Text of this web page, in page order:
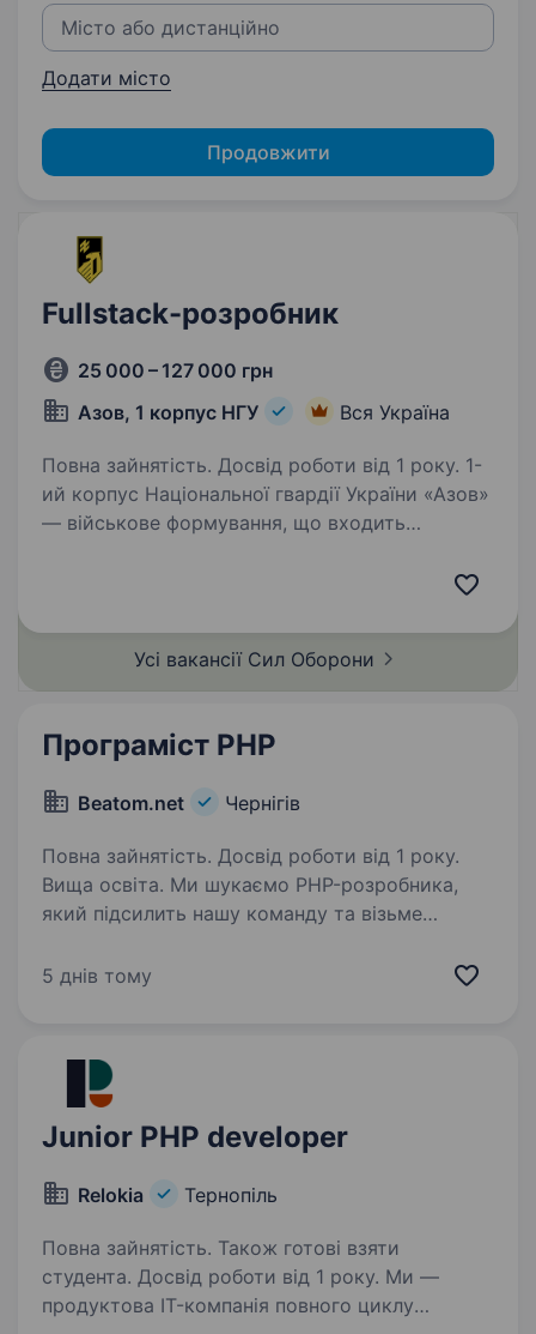
Додати місто
Продовжити
Fullstack-розробник
25 000 – 127 000 грн
Азов, 1 корпус НГУ
Вся Україна
Повна зайнятість. Досвід роботи від 1 року. 1-
ий корпус Національної гвардії України «Азов»
— військове формування, що входить
Обов’язки:…
Усі вакансії Сил Оборони
Програміст PHP
Beatom.net Чернігів
Повна зайнятість. Досвід роботи від 1 року.
Вища освіта. Ми шукаємо PHP-розробника,
який підсилить нашу команду та візьме
ви вмієте працювати з кодом, активно
5 днів тому
Junior PHP developer
Relokia Тернопіль
Повна зайнятість. Також готові взяти
студента. Досвід роботи від 1 року. Ми —
продуктова IT-компанія повного циклу